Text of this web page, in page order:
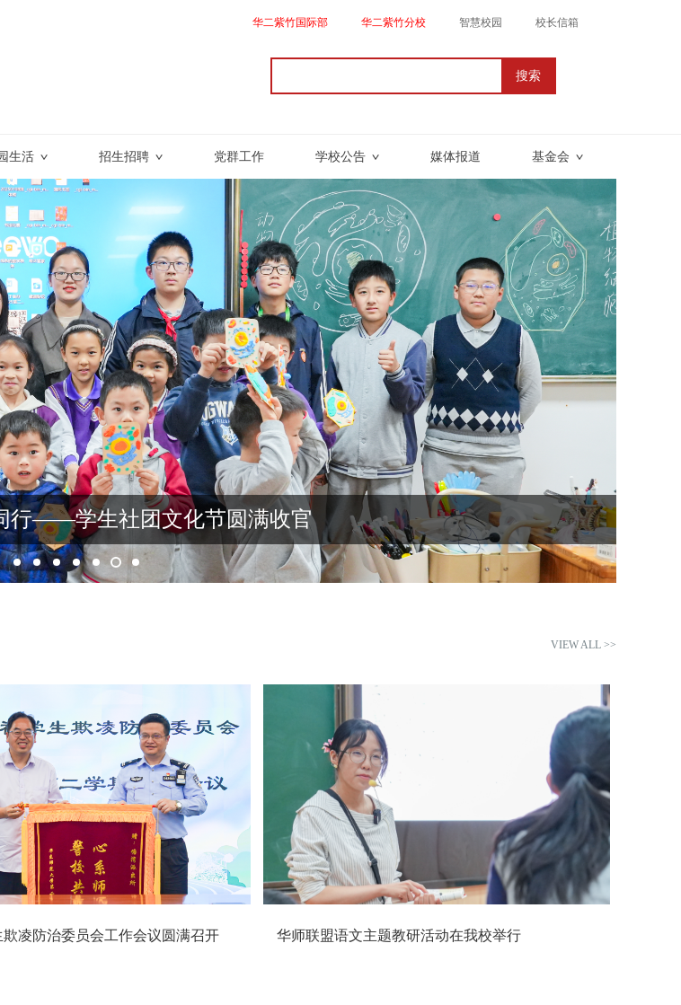
华二紫竹国际部 华二紫竹分校 智慧校园 校长信箱
搜索
生活 招生招聘 党群工作 学校公告 媒体报道 基金会
届初三“最后一操”活动
学院学生解锁别样科学课堂
VIEW ALL >>
凌防治委员会工作会议圆满召开 华师联盟语文主题教研活动在我校举行